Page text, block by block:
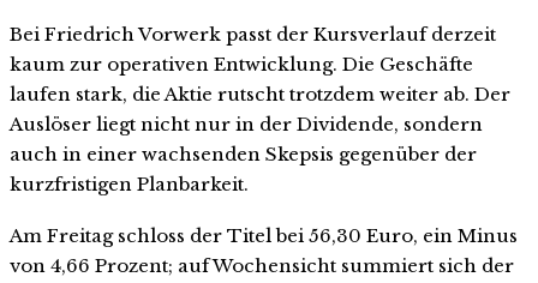
Bei Friedrich Vorwerk passt der Kursverlauf derzeit
kaum zur operativen Entwicklung. Die Geschäfte
laufen stark, die Aktie rutscht trotzdem weiter ab. Der
Auslöser liegt nicht nur in der Dividende, sondern
auch in einer wachsenden Skepsis gegenüber der
kurzfristigen Planbarkeit.
Am Freitag schloss der Titel bei 56,30 Euro, ein Minus
von 4,66 Prozent; auf Wochensicht summiert sich der